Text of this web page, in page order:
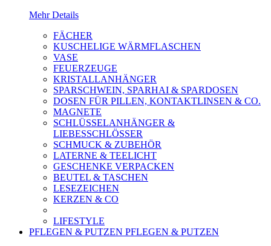
Mehr Details
FÄCHER
KUSCHELIGE WÄRMFLASCHEN
VASE
FEUERZEUGE
KRISTALLANHÄNGER
SPARSCHWEIN, SPARHAI & SPARDOSEN
DOSEN FÜR PILLEN, KONTAKTLINSEN & CO.
MAGNETE
SCHLÜSSELANHÄNGER &
LIEBESSCHLÖSSER
SCHMUCK & ZUBEHÖR
LATERNE & TEELICHT
GESCHENKE VERPACKEN
BEUTEL & TASCHEN
LESEZEICHEN
KERZEN & CO
LIFESTYLE
PFLEGEN & PUTZEN PFLEGEN & PUTZEN